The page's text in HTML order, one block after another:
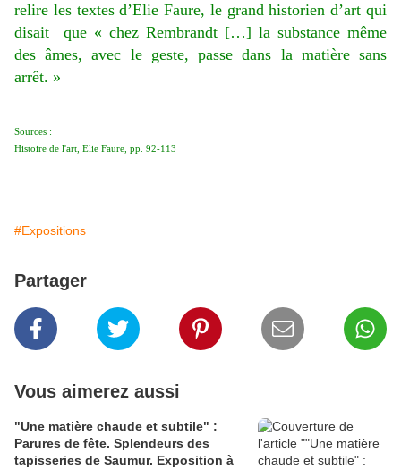
relire les textes d’Elie Faure, le grand historien d’art qui
disait que « chez Rembrandt […] la substance même
des âmes, avec le geste, passe dans la matière sans
arrêt. »
Sources :
Histoire de l'art, Elie Faure, pp. 92-113
#Expositions
Partager
Vous aimerez aussi
"Une matière chaude et subtile" :
Parures de fête. Splendeurs des
tapisseries de Saumur. Exposition à